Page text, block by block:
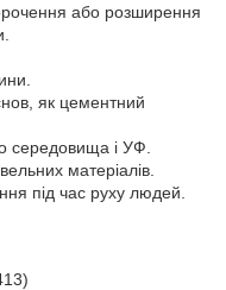
або розширення
як цементний
середовища і УФ.
матеріалів.
під час руху людей.